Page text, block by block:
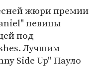
жюри премии
певицы
под
Лучшим
Side Up" Пауло